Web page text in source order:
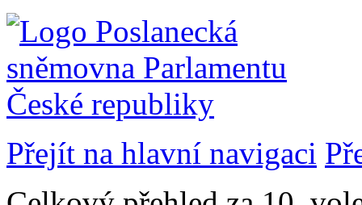
Přejít na hlavní navigaci